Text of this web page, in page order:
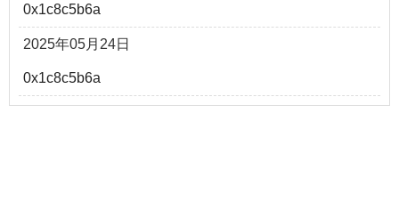
0x1c8c5b6a
2025年05月24日
0x1c8c5b6a